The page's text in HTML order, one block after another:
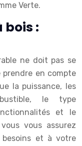
Verte.
bois :
ne doit pas se
en compte
la puissance, les
le type
et le
vous assurez
besoins et à votre